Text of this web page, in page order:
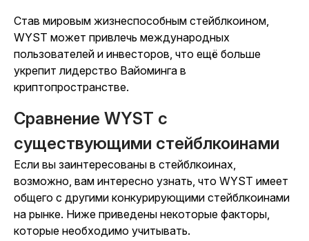
Став мировым жизнеспособным стейблкоином,
WYST может привлечь международных
пользователей и инвесторов, что ещё больше
укрепит лидерство Вайоминга в
криптопространстве.
Сравнение WYST с
существующими стейблкоинами
Если вы заинтересованы в стейблкоинах,
возможно, вам интересно узнать, что WYST имеет
общего с другими конкурирующими стейблкоинами
на рынке. Ниже приведены некоторые факторы,
которые необходимо учитывать.